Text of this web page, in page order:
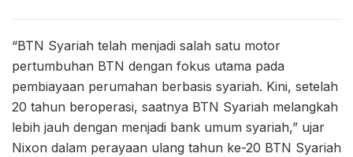
“BTN Syariah telah menjadi salah satu motor
pertumbuhan BTN dengan fokus utama pada
pembiayaan perumahan berbasis syariah. Kini, setelah
20 tahun beroperasi, saatnya BTN Syariah melangkah
lebih jauh dengan menjadi bank umum syariah,” ujar
Nixon dalam perayaan ulang tahun ke-20 BTN Syariah